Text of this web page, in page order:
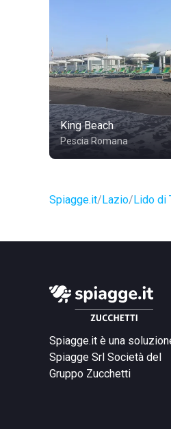
King Beach
Pescia Romana
Spiagge.it Lazio Lido di
Spiagge.it è una
Spiagge Srl Società del
Gruppo Zucchetti